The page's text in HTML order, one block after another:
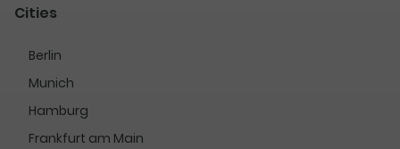
Cities
Berlin
Munich
Hamburg
Frankfurt am Main